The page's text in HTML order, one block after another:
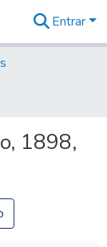
Entrar
1898,